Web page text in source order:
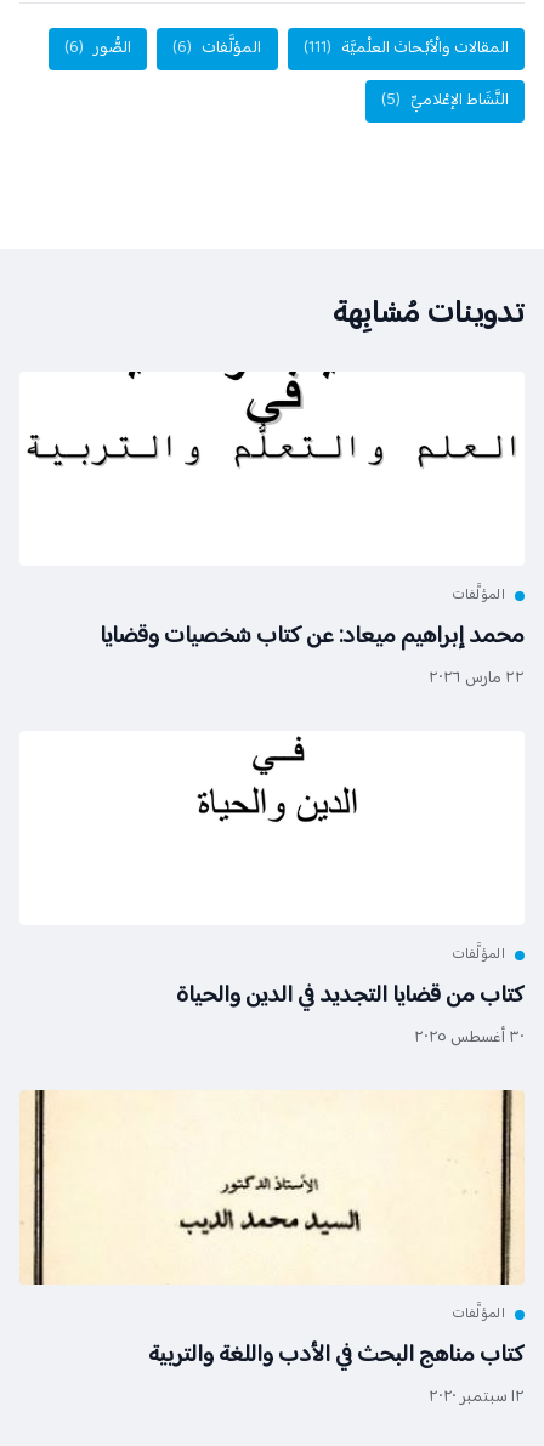
والْأبْحاث العلْميَّة (111) المؤلَّفات (6) الصُّور
(6)
الإعْلاميِّ (5)
مُشابِهة
إبراهيم ميعاد: عن كتاب شخصيات وقضايا
من قضايا التجديد في الدين والحياة
مناهج البحث في الأدب واللغة والتربية